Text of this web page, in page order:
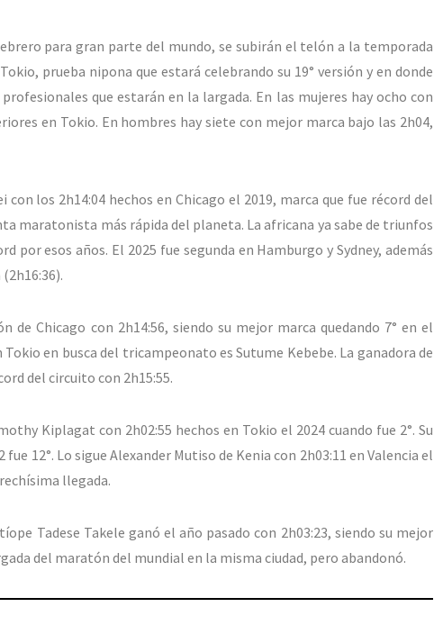
para gran parte del mundo, se subirán el telón a la temporada
prueba nipona que estará celebrando su 19° versión y en donde
que estarán en la largada. En las mujeres hay ocho con
en Tokio. En hombres hay siete con mejor marca bajo las 2h04,
los 2h14:04 hechos en Chicago el 2019, marca que fue récord del
maratonista más rápida del planeta. La africana ya sabe de triunfos
por esos años. El 2025 fue segunda en Hamburgo y Sydney, además
Chicago con 2h14:56, siendo su mejor marca quedando 7° en el
en busca del tricampeonato es Sutume Kebebe. La ganadora de
del circuito con 2h15:55.
Kiplagat con 2h02:55 hechos en Tokio el 2024 cuando fue 2°. Su
12°. Lo sigue Alexander Mutiso de Kenia con 2h03:11 en Valencia el
llegada.
Tadese Takele ganó el año pasado con 2h03:23, siendo su mejor
del maratón del mundial en la misma ciudad, pero abandonó.